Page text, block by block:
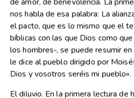
nos habla de esa palabra: La
el pacto, que es lo mismo que el
bíblicas con las que Dios como
los hombres-, se puede resumir
le dice al pueblo dirigido por
Dios y vosotros seréis mi pueblo».
El diluvio. En la primera lectura de